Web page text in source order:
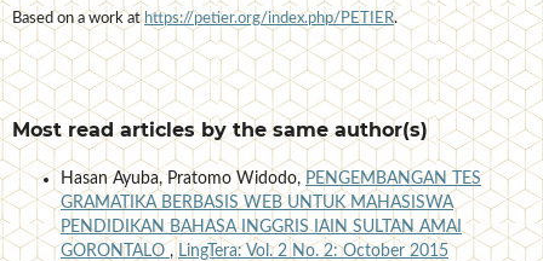
Based on a work athttps://petier.org/index.php/PETIER.
Most read articles by the same author(s)
Hasan Ayuba, Pratomo Widodo, PENGEMBANGAN TES
GRAMATIKA BERBASIS WEB UNTUK MAHASISWA
PENDIDIKAN BAHASA INGGRIS IAIN SULTAN AMAI
GORONTALO , LingTera: Vol. 2 No. 2: October 2015